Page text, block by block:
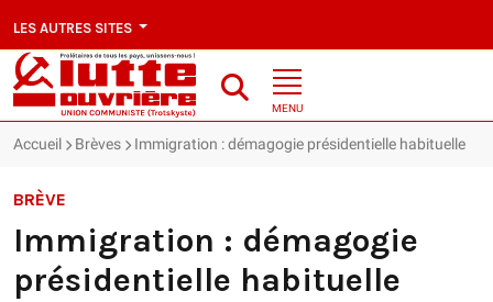
LES AUTRES SITES
MENU
Accueil Brèves Immigration : démagogie présidentielle habituelle
BRÈVE
Immigration : démagogie
présidentielle habituelle